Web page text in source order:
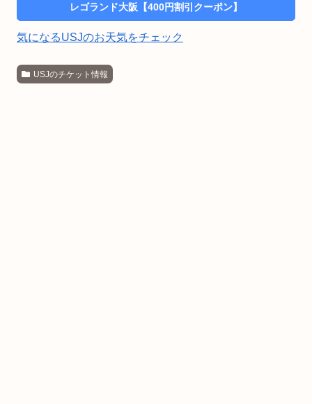
レゴランド大阪【400円割引クーポン】
気になるUSJのお天気をチェック
USJのチケット情報